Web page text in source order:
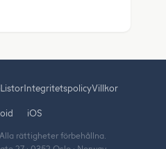
ListorIntegritetspolicyVillkor
iOS
rättigheter förbehållna.